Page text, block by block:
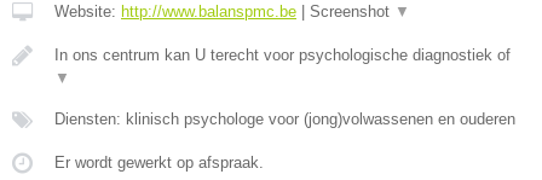
Website: http://www.balanspmc.be | Screenshot ▼
In ons centrum kan U terecht voor psychologische diagnostiek of
▼
Diensten: klinisch psychologe voor (jong)volwassenen en ouderen
Er wordt gewerkt op afspraak.